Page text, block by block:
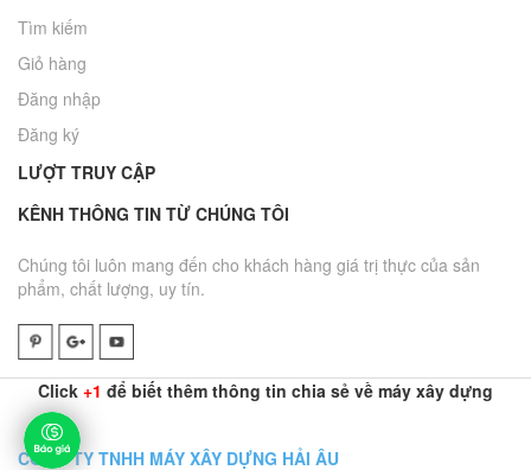
Tìm kiếm
Giỏ hàng
Đăng nhập
Đăng ký
LƯỢT TRUY CẬP
KÊNH THÔNG TIN TỪ CHÚNG TÔI
Chúng tôi luôn mang đến cho khách hàng giá trị thực của sản
phẩm, chất lượng, uy tín.
Click +1 để biết thêm thông tin chia sẻ về máy xây dựng
CÔNG TY TNHH MÁY XÂY DỰNG HẢI ÂU